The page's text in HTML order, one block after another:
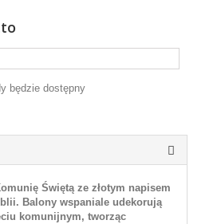
będzie dostępny
Świętą ze złotym napisem
Balony wspaniale udekorują
komunijnym, tworząc